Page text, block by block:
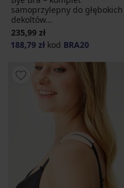
samoprzylepny do głębokich
dekoltów...
235,99 zł
188,79 zł kod BRA20